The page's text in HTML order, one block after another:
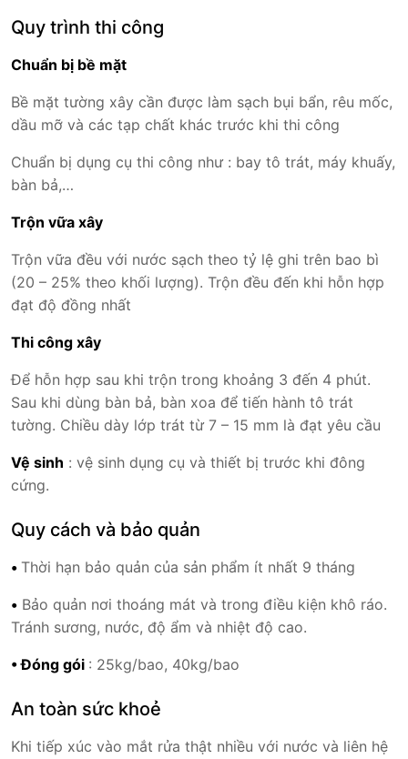
Quy trình thi công
Chuẩn bị bề mặt
Bề mặt tường xây cần được làm sạch bụi bẩn, rêu mốc,
dầu mỡ và các tạp chất khác trước khi thi công
Chuẩn bị dụng cụ thi công như : bay tô trát, máy khuấy,
bàn bả,…
Trộn vữa xây
Trộn vữa đều với nước sạch theo tỷ lệ ghi trên bao bì
(20 – 25% theo khối lượng). Trộn đều đến khi hỗn hợp
đạt độ đồng nhất
Thi công xây
Để hỗn hợp sau khi trộn trong khoảng 3 đến 4 phút.
Sau khi dùng bàn bả, bàn xoa để tiến hành tô trát
tường. Chiều dày lớp trát từ 7 – 15 mm là đạt yêu cầu
Vệ sinh : vệ sinh dụng cụ và thiết bị trước khi đông
cứng.
Quy cách và bảo quản
• Thời hạn bảo quản của sản phẩm ít nhất 9 tháng
• Bảo quản nơi thoáng mát và trong điều kiện khô ráo.
Tránh sương, nước, độ ẩm và nhiệt độ cao.
• Đóng gói : 25kg/bao, 40kg/bao
An toàn sức khoẻ
Khi tiếp xúc vào mắt rửa thật nhiều với nước và liên hệ